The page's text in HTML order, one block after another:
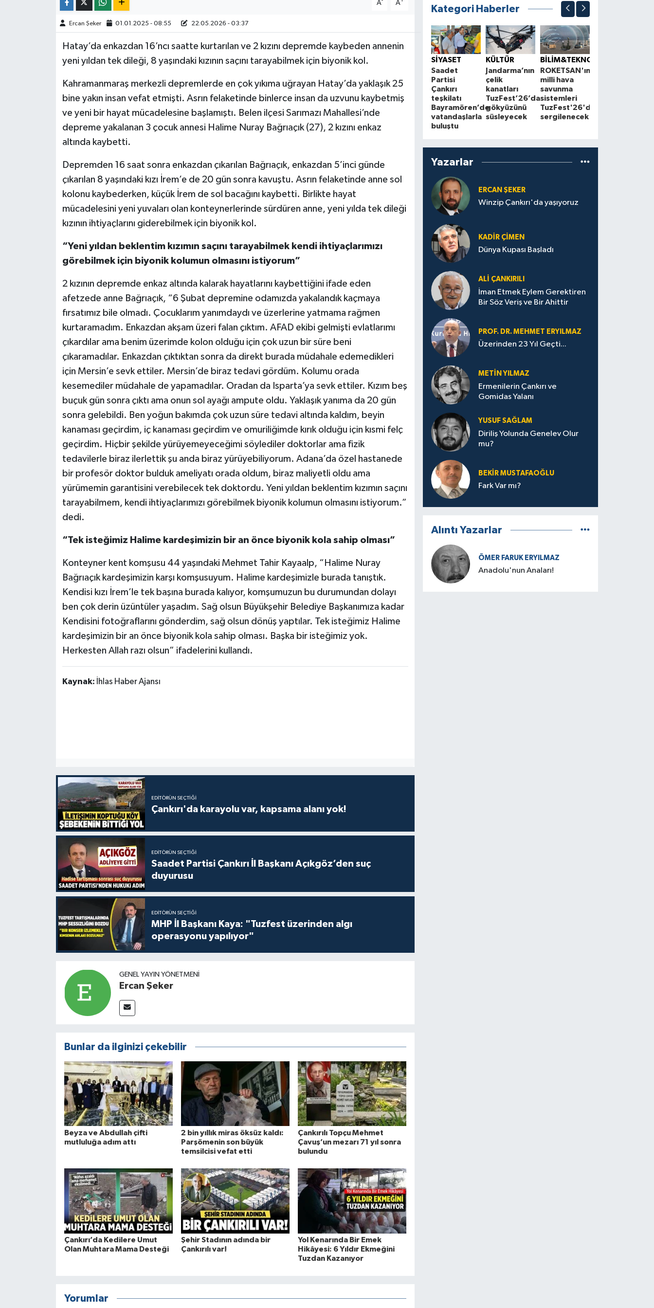
A A
Ercan Şeker 01.01.2025 - 08:55 22.05.2026 - 03:37
Hatay’da enkazdan 16’ncı saatte kurtarılan ve 2 kızını depremde kaybeden annenin
yeni yıldan tek dileği, 8 yaşındaki kızının saçını tarayabilmek için biyonik kol.
Kahramanmaraş merkezli depremlerde en çok yıkıma uğrayan Hatay’da yaklaşık 25
bine yakın insan vefat etmişti. Asrın felaketinde binlerce insan da uzvunu kaybetmiş
ve yeni bir hayat mücadelesine başlamıştı. Belen ilçesi Sarımazı Mahallesi’nde
depreme yakalanan 3 çocuk annesi Halime Nuray Bağrıaçık (27), 2 kızını enkaz
altında kaybetti.
Depremden 16 saat sonra enkazdan çıkarılan Bağrıaçık, enkazdan 5’inci günde
çıkarılan 8 yaşındaki kızı İrem’e de 20 gün sonra kavuştu. Asrın felaketinde anne sol
kolonu kaybederken, küçük İrem de sol bacağını kaybetti. Birlikte hayat
mücadelesini yeni yuvaları olan konteynerlerinde sürdüren anne, yeni yılda tek dileği
kızının ihtiyaçlarını giderebilmek için biyonik kol.
“Yeni yıldan beklentim kızımın saçını tarayabilmek kendi ihtiyaçlarımızı
görebilmek için biyonik kolumun olmasını istiyorum”
2 kızının depremde enkaz altında kalarak hayatlarını kaybettiğini ifade eden
afetzede anne Bağrıaçık, “6 Şubat depremine odamızda yakalandık kaçmaya
fırsatımız bile olmadı. Çocuklarım yanımdaydı ve üzerlerine yatmama rağmen
kurtaramadım. Enkazdan akşam üzeri falan çıktım. AFAD ekibi gelmişti evlatlarımı
çıkardılar ama benim üzerimde kolon olduğu için çok uzun bir süre beni
çıkaramadılar. Enkazdan çıktıktan sonra da direkt burada müdahale edemedikleri
için Mersin’e sevk ettiler. Mersin’de biraz tedavi gördüm. Kolumu orada
kesemediler müdahale de yapamadılar. Oradan da Isparta’ya sevk ettiler. Kızım beş
buçuk gün sonra çıktı ama onun sol ayağı ampute oldu. Yaklaşık yanıma da 20 gün
sonra gelebildi. Ben yoğun bakımda çok uzun süre tedavi altında kaldım, beyin
kanaması geçirdim, iç kanaması geçirdim ve omuriliğimde kırık olduğu için kısmi felç
geçirdim. Hiçbir şekilde yürüyemeyeceğimi söylediler doktorlar ama fizik
tedavilerle biraz ilerlettik şu anda biraz yürüyebiliyorum. Adana’da özel hastanede
bir profesör doktor bulduk ameliyatı orada oldum, biraz maliyetli oldu ama
yürümemin garantisini verebilecek tek doktordu. Yeni yıldan beklentim kızımın saçını
tarayabilmem, kendi ihtiyaçlarımızı görebilmek biyonik kolumun olmasını istiyorum.”
dedi.
“Tek isteğimiz Halime kardeşimizin bir an önce biyonik kola sahip olması”
Konteyner kent komşusu 44 yaşındaki Mehmet Tahir Kayaalp, “Halime Nuray
Bağrıaçık kardeşimizin karşı komşusuyum. Halime kardeşimizle burada tanıştık.
Kendisi kızı İrem’le tek başına burada kalıyor, komşumuzun bu durumundan dolayı
ben çok derin üzüntüler yaşadım. Sağ olsun Büyükşehir Belediye Başkanımıza kadar
Kendisini fotoğraflarını gönderdim, sağ olsun dönüş yaptılar. Tek isteğimiz Halime
kardeşimizin bir an önce biyonik kola sahip olması. Başka bir isteğimiz yok.
Herkesten Allah razı olsun” ifadelerini kullandı.
Kaynak: İhlas Haber Ajansı
EDITÖRÜN SEÇTIĞI
Çankırı'da karayolu var, kapsama alanı yok!
EDITÖRÜN SEÇTIĞI
Saadet Partisi Çankırı İl Başkanı Açıkgöz’den suç
duyurusu
EDITÖRÜN SEÇTIĞI
MHP İl Başkanı Kaya: "Tuzfest üzerinden algı
operasyonu yapılıyor"
GENEL YAYIN YÖNETMENI
Ercan Şeker
Bunlar da ilginizi çekebilir
Beyza ve Abdullah çifti
mutluluğa adım attı
2 bin yıllık miras öksüz kaldı:
Parşömenin son büyük
temsilcisi vefat etti
Çankırılı Topçu Mehmet
Çavuş’un mezarı 71 yıl sonra
bulundu
Çankırı’da Kedilere Umut
Olan Muhtara Mama Desteği
Şehir Stadının adında bir
Çankırılı var!
Yol Kenarında Bir Emek
Hikâyesi: 6 Yıldır Ekmeğini
Tuzdan Kazanıyor
Yorumlar
Kategori Haberler
SİYASET
Saadet
Partisi
Çankırı
teşkilatı
Bayramören’de
vatandaşlarla
buluştu
KÜLTÜR
Jandarma’nın
çelik
kanatları
TuzFest’26’da
gökyüzünü
süsleyecek
BİLİM&TEKNOLOJİ
ROKETSAN'ın
milli hava
savunma
sistemleri
TuzFest'26'da
sergilenecek
Yazarlar
ERCAN ŞEKER
Winzip Çankırı'da yaşıyoruz
KADIR ÇIMEN
Dünya Kupası Başladı
ALI ÇANKIRILI
İman Etmek Eylem Gerektiren
Bir Söz Veriş ve Bir Ahittir
PROF. DR. MEHMET ERYILMAZ
Üzerinden 23 Yıl Geçti...
METIN YILMAZ
Ermenilerin Çankırı ve
Gomidas Yalanı
YUSUF SAĞLAM
Diriliş Yolunda Genelev Olur
mu?
BEKIR MUSTAFAOĞLU
Fark Var mı?
Alıntı Yazarlar
ÖMER FARUK ERYILMAZ
Anadolu'nun Anaları!
TÜRKİYE